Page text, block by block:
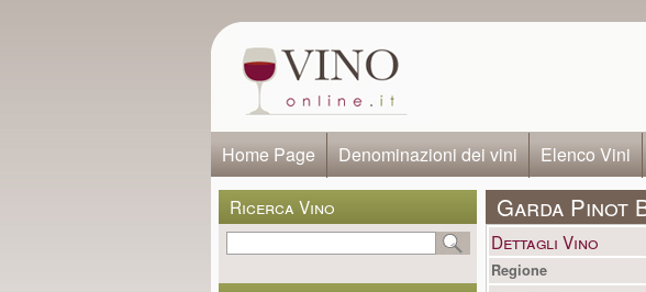
Home Page Denominazioni dei vini Elenco Vini
Ricerca Vino Garda Pinot
Dettagli Vino
Regione